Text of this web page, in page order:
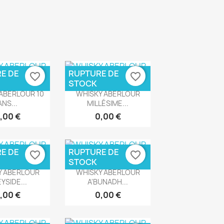
rapide
10
€
DE
favorite_border
Aperçu rapide
WHISKY ABERLOUR
MILLÉSIME...
0,00 €
RUPTURE DE
STOCK
favorite_border
rapide
ABERLOUR
€
DE
favorite_border
Aperçu rapide
WHISKY ABERLOUR
A'BUNADH...
0,00 €
RUPTURE DE
STOCK
favorite_border